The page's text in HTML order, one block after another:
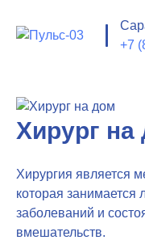
+7
Хирург на
Хирургия является
которая занимается
заболеваний и
вмешательств.